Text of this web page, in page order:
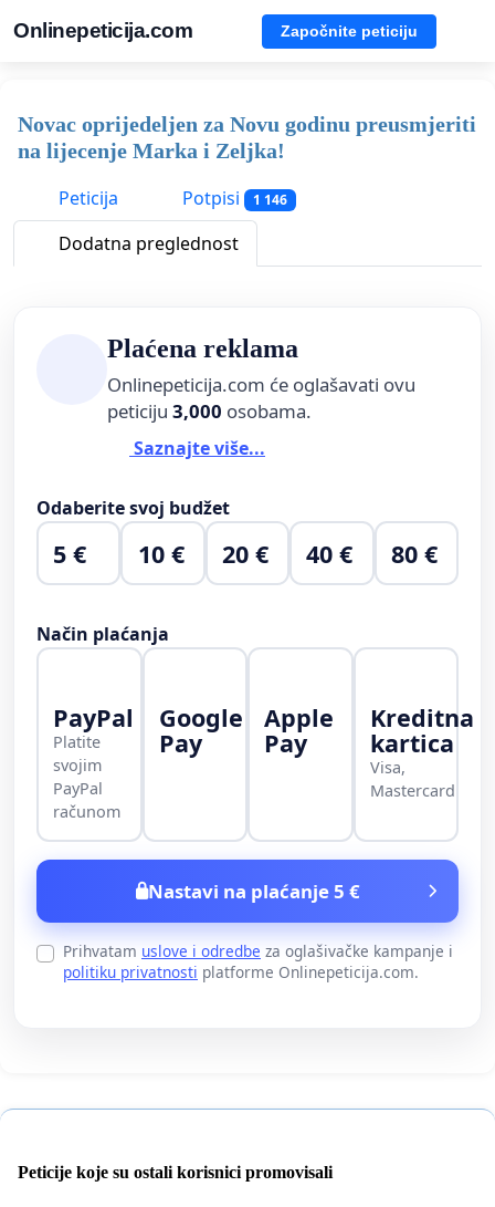
Onlinepeticija.com Započnite peticiju
Novac oprijedeljen za Novu godinu preusmjeriti
na lijecenje Marka i Zeljka!
Peticija
Potpisi 1 146
Dodatna preglednost
Plaćena reklama
Onlinepeticija.com će oglašavati ovu
peticiju 3,000 osobama.
Saznajte više...
Odaberite svoj budžet
5 € 10 € 20 € 40 € 80 €
Način plaćanja
PayPal
Platite
svojim
PayPal
računom
Google
Pay
Apple
Pay
Kreditna
kartica
Visa,
Mastercard
Nastavi na plaćanje 5 €
Prihvatam uslove i odredbe za oglašivačke kampanje i
politiku privatnosti platforme Onlinepeticija.com.
Peticije koje su ostali korisnici promovisali